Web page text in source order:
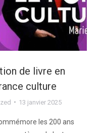
de livre en
culture
13 janvier 2025
les 200 ans